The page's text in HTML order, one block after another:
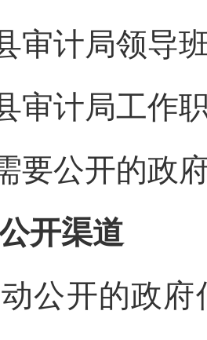
审计局领导
审计局工作
要公开的政
开渠道
公开的政